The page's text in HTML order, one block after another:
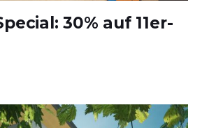
30% auf 11er-